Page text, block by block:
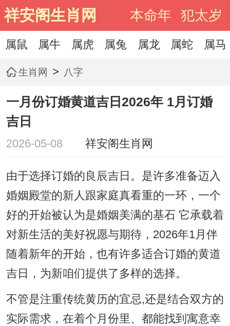
祥安阁生肖网 本命年 犯太岁
属鼠 属牛 属虎 属兔 属龙 属蛇 属马
生肖网 > 八字
一月份订婚黄道吉日2026年 1月订婚
吉日
2026-05-08 祥安阁生肖网
由于选择订婚的良辰吉日。是许多准备迈入
婚姻殿堂的新人跟家庭真看重的一环，一个
好的开始被认为是婚姻美满的基石 它承载着
对新生活的美好祝愿与期待，2026年1月伴
随着新年的开始，也有许多适合订婚的黄道
吉日，为新咱们提供了多样的选择。
不管是注重传统黄历的宜忌,还是结合双方的
实际需求，在着个月份里、都能找到寓意幸